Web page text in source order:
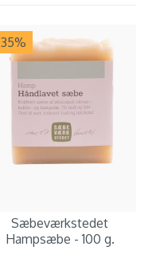
%
Sæbeværkstedet
Hampsæbe - 100 g.